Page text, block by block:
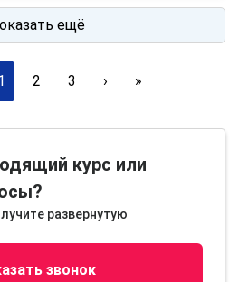
ещё
2 3 › »
курс или
развернутую
звонок